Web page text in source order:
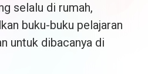
selalu di rumah,
buku-buku pelajaran
untuk dibacanya di